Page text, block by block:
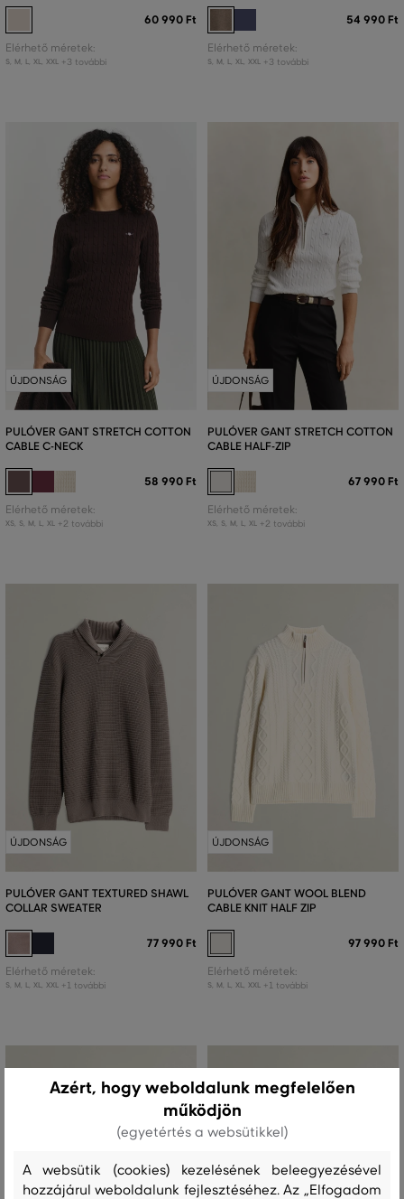
60 990 Ft
Elérhető méretek:
S, M L, XL, XXL +3 további
54 990 Ft
Elérhető méretek:
S, M L, XL, XXL +3 további
ÚJDONSÁG
PULÓVER GANT STRETCH COTTON
CABLE C-NECK
58 990 Ft
Elérhető méretek:
XS, S, M L, XL +2 további
ÚJDONSÁG
PULÓVER GANT STRETCH COTTON
CABLE HALF-ZIP
67 990 Ft
Elérhető méretek:
XS, S, M L, XL +2 további
ÚJDONSÁG
PULÓVER GANT TEXTURED SHAWL
COLLAR SWEATER
77 990 Ft
Elérhető méretek:
S, M L, XL, XXL +1 további
ÚJDONSÁG
PULÓVER GANT WOOL BLEND
CABLE KNIT HALF ZIP
97 990 Ft
Elérhető méretek:
S, M L, XL, XXL +1 további
Azért, hogy weboldalunk megfelelően
működjön
(egyetértés a websütikkel)
A websütik (cookies) kezelésének beleegyezésével
hozzájárul weboldalunk fejlesztéséhez. Az „Elfogadom